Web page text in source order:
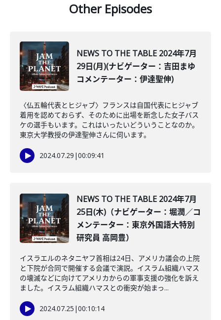
Other Episodes
NEWS TO THE TABLE 2024年7月
29日(月)(ナビゲーター：吉田まゆ
コメンテーター：伊達聖伸)
〈仏五輪代表とヒジャブ〉フランスは自国代表にヒジャブ
着用を認めておらず、そのために出場を断念した女子バス
ケの選手もいます。これはいったいどういうことなのか。
東京大学教授の伊達聖伸さんに伺います。
2024.07.29 |00:09:41
NEWS TO THE TABLE 2024年7月
25日(木)（ナビゲーター：堀潤／コ
メンテーター：東京外国語大特別
研究員 高岡豊）
イスラエルのネタニヤフ首相は24日、アメリカ議会の上院
と下院が合同で開催する会議で演説。イスラム組織ハマス
の壊滅などに向けてアメリカからの軍事支援の強化を訴え
ました。イスラム組織ハマスとの衝突が始まっ...
2024.07.25 |00:10:14